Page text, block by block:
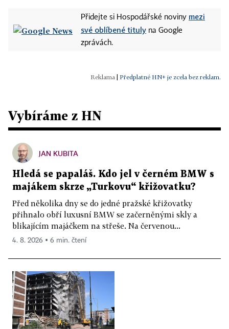
Přidejte si Hospodářské noviny mezi
své oblíbené tituly na Google
zprávách.
Předplatné HN+ je zcela bez reklam.
Vybíráme z HN
JAN KUBITA
Hledá se papaláš. Kdo jel v černém BMW s
majákem skrze „Turkovu“ křižovatku?
Před několika dny se do jedné pražské křižovatky
přihnalo obří luxusní BMW se začerněnými skly a
blikajícím majáčkem na střeše. Na červenou...
4. 8. 2026 ▪ 6 min. čtení